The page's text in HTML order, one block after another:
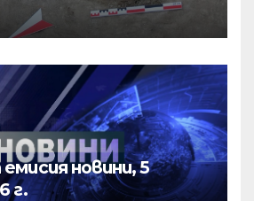
новини, 5
г.